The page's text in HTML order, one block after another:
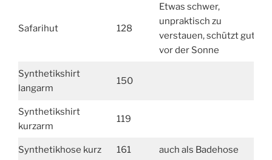
Safarihut 128
Etwas schwer,
unpraktisch zu
verstauen, schützt gut
vor der Sonne
Synthetikshirt
langarm
150
Synthetikshirt
kurzarm
119
Synthetikhose kurz 161 auch als Badehose